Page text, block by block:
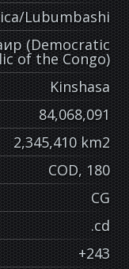
Lubumbashi
(Democratic
of the Congo)
Kinshasa
84,068,091
2,345,410 km2
COD, 180
CG
.cd
+243